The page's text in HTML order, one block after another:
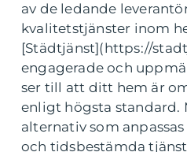
av de ledande
kvalitetstjänster inom
[Städtjänst](https://
engagerade och
ser till att ditt hem är
enligt högsta standard.
alternativ som
och tidsbestämda